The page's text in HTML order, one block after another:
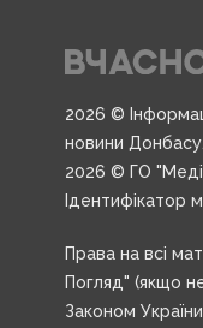
2026 ©
новини Донбасу.
2026 © ГО
Ідентифікатор
Права на всі
Погляд" (якщо
Законом